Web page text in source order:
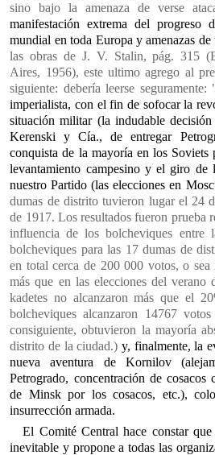
sino bajo la amenaza de verse
manifestación extrema del progreso
mundial en toda Europa y amenazas de
las obras de J. V. Stalin, pág. 315
Aires, 1956), este ultimo agrego al
siguiente: debería leerse
imperialista, con el fin de sofocar la
situación militar (la indudable
Kerenski y Cía., de entregar
conquista de la mayoría en los
levantamiento campesino y el giro de
nuestro Partido (las elecciones en
dumas de distrito tuvieron lugar el 24
de 1917. Los resultados fueron prueba
influencia de los bolcheviques entre
bolcheviques para las 17 dumas de
en total cerca de 200 000 votos, o
más que en las elecciones del verano
kadetes no alcanzaron más que el
bolcheviques alcanzaron 14767
consiguiente, obtuvieron la mayoría
distrito de la ciudad.) y, finalmente, la
nueva aventura de Kornilov
Petrogrado, concentración de cosacos
de Minsk por los cosacos, etc.),
insurrección armada.
El Comité Central hace constar
inevitable y propone a todas las